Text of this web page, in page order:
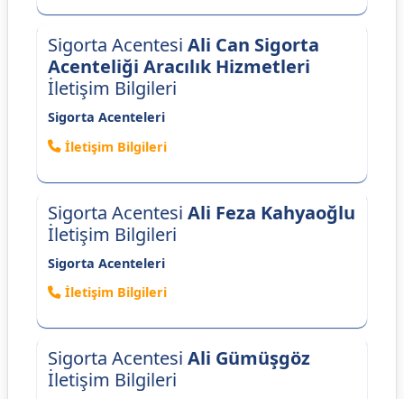
Sigorta Acentesi Ali Can Sigorta
Acenteliği Aracılık Hizmetleri
İletişim Bilgileri
Sigorta Acenteleri
İletişim Bilgileri
Sigorta Acentesi Ali Feza Kahyaoğlu
İletişim Bilgileri
Sigorta Acenteleri
İletişim Bilgileri
Sigorta Acentesi Ali Gümüşgöz
İletişim Bilgileri